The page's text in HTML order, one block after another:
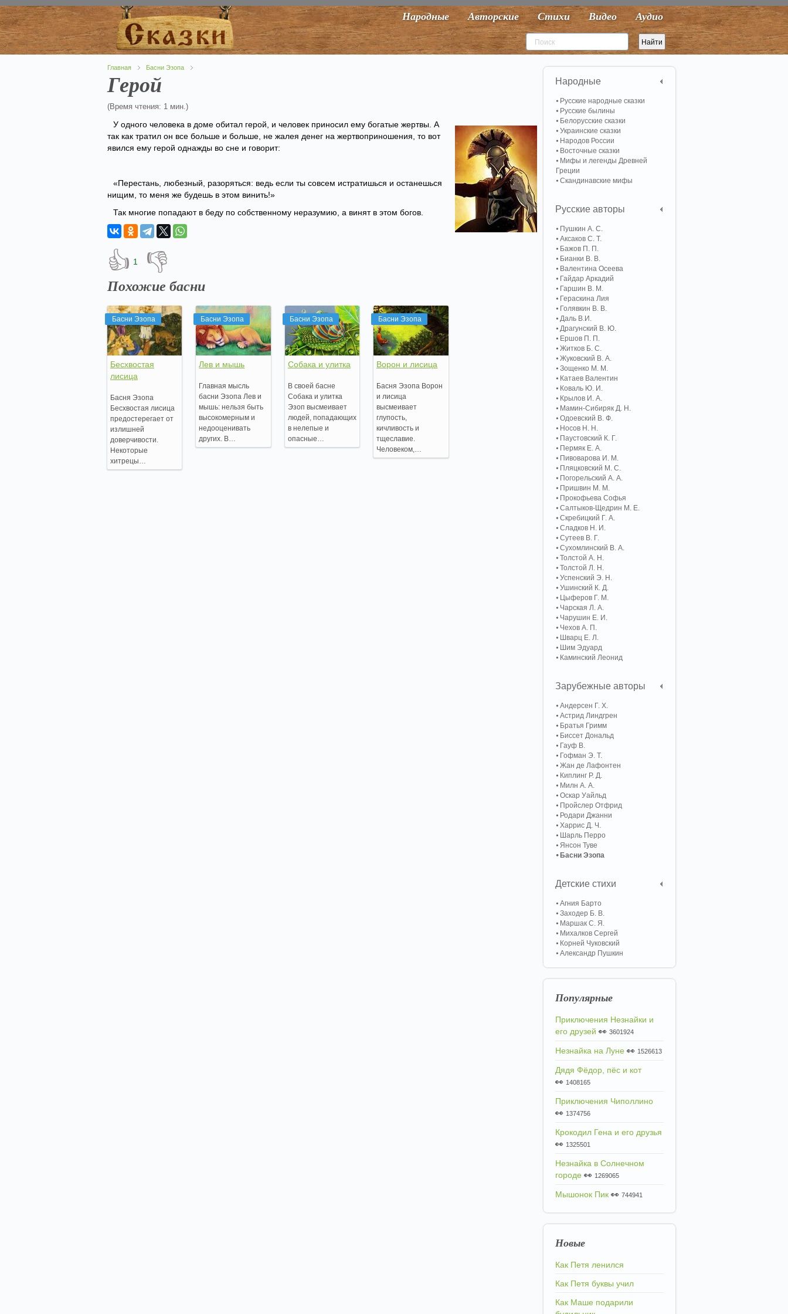
Народные Авторские Стихи Видео Аудио
Главная Басни Эзопа
Герой
(Время чтения: 1 мин.)
У одного человека в доме обитал герой, и человек приносил ему богатые жертвы. А
так как тратил он все больше и больше, не жалея денег на жертвоприношения, то вот
явился ему герой однажды во сне и говорит:
«Перестань, любезный, разоряться: ведь если ты совсем истратишься и останешься
нищим, то меня же будешь в этом винить!»
Так многие попадают в беду по собственному неразумию, а винят в этом богов.
👍 1 👎
Похожие басни
Басни Эзопа
Бесхвостая
лисица
Басня Эзопа
Бесхвостая лисица
предостерегает от
излишней
доверчивости.
Некоторые
хитрецы…
Басни Эзопа
Лев и мышь
Главная мысль
басни Эзопа Лев и
мышь: нельзя быть
высокомерным и
недооценивать
других. В…
Басни Эзопа
Собака и улитка
В своей басне
Собака и улитка
Эзоп высмеивает
людей, попадающих
в нелепые и
опасные…
Басни Эзопа
Ворон и лисица
Басня Эзопа Ворон
и лисица
высмеивает
глупость,
кичливость и
тщеславие.
Человеком,…
Народные
Русские народные сказки
Русские былины
Белорусские сказки
Украинские сказки
Народов России
Восточные сказки
Мифы и легенды Древней
Греции
Скандинавские мифы
Русские авторы
Пушкин А. С.
Аксаков С. Т.
Бажов П. П.
Бианки В. В.
Валентина Осеева
Гайдар Аркадий
Гаршин В. М.
Гераскина Лия
Голявкин В. В.
Даль В.И.
Драгунский В. Ю.
Ершов П. П.
Житков Б. С.
Жуковский В. А.
Зощенко М. М.
Катаев Валентин
Коваль Ю. И.
Крылов И. А.
Мамин-Сибиряк Д. Н.
Одоевский В. Ф.
Носов Н. Н.
Паустовский К. Г.
Пермяк Е. А.
Пивоварова И. М.
Пляцковский М. С.
Погорельский А. A.
Пришвин М. М.
Прокофьева Софья
Салтыков-Щедрин М. Е.
Скребицкий Г. А.
Сладков Н. И.
Сутеев В. Г.
Сухомлинский В. А.
Толстой А. Н.
Толстой Л. Н.
Успенский Э. Н.
Ушинский К. Д.
Цыферов Г. М.
Чарская Л. А.
Чарушин Е. И.
Чехов А. П.
Шварц Е. Л.
Шим Эдуард
Каминский Леонид
Зарубежные авторы
Андерсен Г. Х.
Астрид Линдгрен
Братья Гримм
Биссет Дональд
Гауф В.
Гофман Э. Т.
Жан де Лафонтен
Киплинг Р. Д.
Милн А. А.
Оскар Уайльд
Пройслер Отфрид
Родари Джанни
Харрис Д. Ч.
Шарль Перро
Янсон Туве
Басни Эзопа
Детские стихи
Агния Барто
Заходер Б. В.
Маршак С. Я.
Михалков Сергей
Корней Чуковский
Александр Пушкин
Популярные
Приключения Незнайки и
его друзей 👀 3601924
Незнайка на Луне 👀 1526613
Дядя Фёдор, пёс и кот
👀 1408165
Приключения Чиполлино
👀 1374756
Крокодил Гена и его друзья
👀 1325501
Незнайка в Солнечном
городе 👀 1269065
Мышонок Пик 👀 744941
Новые
Как Петя ленился
Как Петя буквы учил
Как Маше подарили